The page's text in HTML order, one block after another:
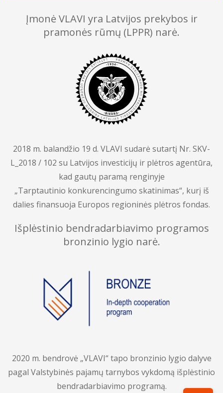
Įmonė VLAVI yra Latvijos prekybos ir
pramonės rūmų (LPPR) narė.
2018 m. balandžio 19 d. VLAVI sudarė sutartį Nr. SKV-
L_2018 / 102 su Latvijos investicijų ir plėtros agentūra,
kad gautų paramą renginyje
„Tarptautinio konkurencingumo skatinimas“, kurį iš
dalies finansuoja Europos regioninės plėtros fondas.
Išplėstinio bendradarbiavimo programos
bronzinio lygio narė.
2020 m. bendrovė „VLAVI“ tapo bronzinio lygio dalyve
pagal Valstybinės pajamų tarnybos vykdomą išplėstinio
bendradarbiavimo programą.